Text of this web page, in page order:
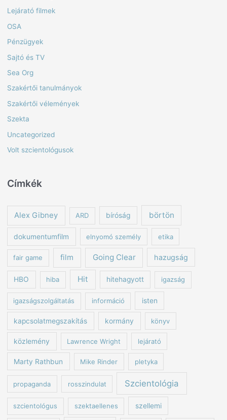
Lejárató filmek
OSA
Pénzügyek
Sajtó és TV
Sea Org
Szakértői tanulmányok
Szakértői vélemények
Szekta
Uncategorized
Volt szcientológusok
Címkék
Alex Gibney ARD bíróság börtön
dokumentumfilm elnyomó személy etika
fair game film Going Clear hazugság
HBO hiba Hit hitehagyott igazság
igazságszolgáltatás információ isten
kapcsolatmegszakítás kormány könyv
közlemény Lawrence Wright lejárató
Marty Rathbun Mike Rinder pletyka
propaganda rosszindulat Szcientológia
szcientológus szektaellenes szellemi